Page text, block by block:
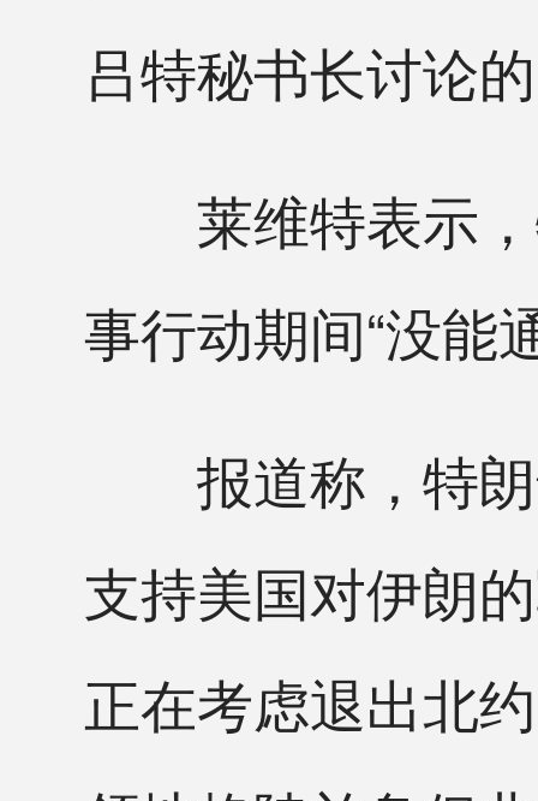
吕特秘书长讨论
莱维特表示，
事行动期间“没能
报道称，特朗
支持美国对伊朗
正在考虑退出北